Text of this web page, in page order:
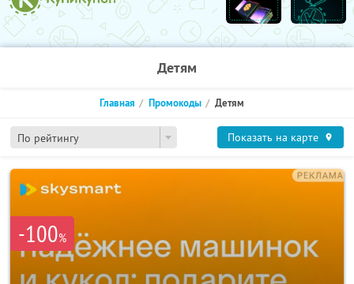
Детям
По рейтингу
Главная Промокоды Детям
Показать на карте
-100%